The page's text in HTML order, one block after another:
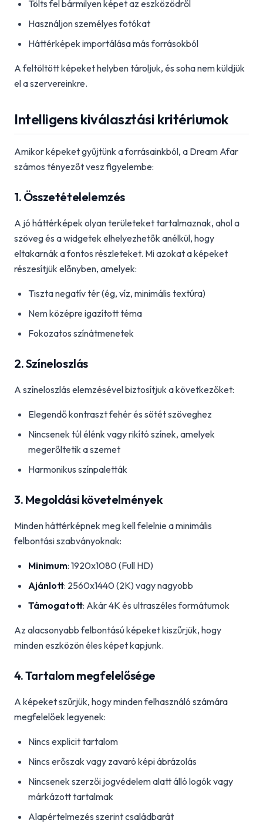
Tölts fel bármilyen képet az eszközödről
Használjon személyes fotókat
Háttérképek importálása más forrásokból
A feltöltött képeket helyben tároljuk, és soha nem küldjük
el a szervereinkre.
Intelligens kiválasztási kritériumok
Amikor képeket gyűjtünk a forrásainkból, a Dream Afar
számos tényezőt vesz figyelembe:
1. Összetételelemzés
A jó háttérképek olyan területeket tartalmaznak, ahol a
szöveg és a widgetek elhelyezhetők anélkül, hogy
eltakarnák a fontos részleteket. Mi azokat a képeket
részesítjük előnyben, amelyek:
Tiszta negatív tér (ég, víz, minimális textúra)
Nem középre igazított téma
Fokozatos színátmenetek
2. Színeloszlás
A színeloszlás elemzésével biztosítjuk a következőket:
Elegendő kontraszt fehér és sötét szöveghez
Nincsenek túl élénk vagy rikító színek, amelyek
megerőltetik a szemet
Harmonikus színpaletták
3. Megoldási követelmények
Minden háttérképnek meg kell felelnie a minimális
felbontási szabványoknak:
Minimum: 1920x1080 (Full HD)
Ajánlott: 2560x1440 (2K) vagy nagyobb
Támogatott: Akár 4K és ultraszéles formátumok
Az alacsonyabb felbontású képeket kiszűrjük, hogy
minden eszközön éles képet kapjunk.
4. Tartalom megfelelősége
A képeket szűrjük, hogy minden felhasználó számára
megfelelőek legyenek:
Nincs explicit tartalom
Nincs erőszak vagy zavaró képi ábrázolás
Nincsenek szerzői jogvédelem alatt álló logók vagy
márkázott tartalmak
Alapértelmezés szerint családbarát